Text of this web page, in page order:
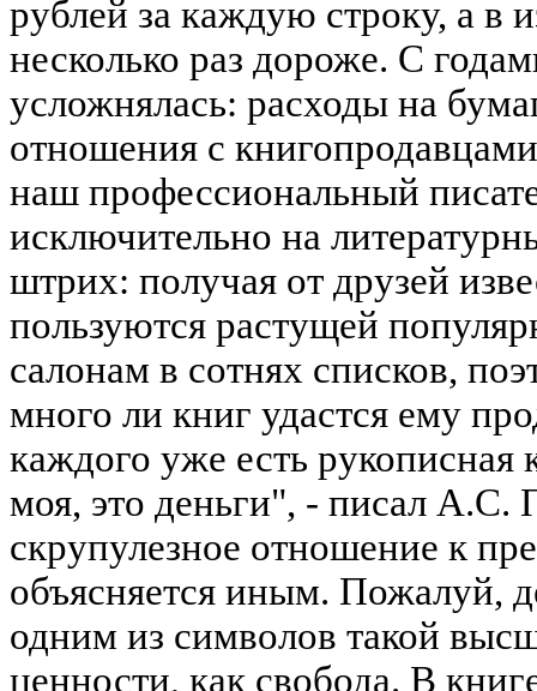
рублей за каждую строку, а в
несколько раз дороже. С
усложнялась: расходы на
отношения с
наш профессиональный
исключительно на
штрих: получая от друзей
пользуются растущей
салонам в сотнях списков,
много ли книг удастся ему
каждого уже есть рукописная
моя, это деньги", - писал
скрупулезное отношение к
объясняется иным. Пожалуй,
одним из символов такой
ценности, как свобода. В